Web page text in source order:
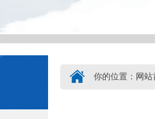
你的位置： 网站